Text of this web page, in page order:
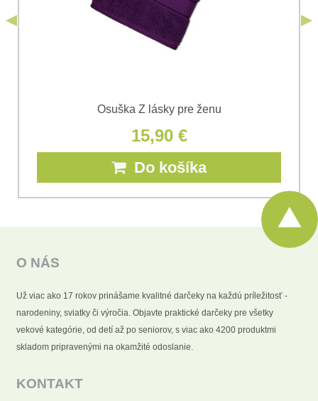
Osuška Z lásky pre ženu
15,90 €
Do košíka
O NÁS
Už viac ako 17 rokov prinášame kvalitné darčeky na každú príležitosť -
narodeniny, sviatky či výročia. Objavte praktické darčeky pre všetky
vekové kategórie, od detí až po seniorov, s viac ako 4200 produktmi
skladom pripravenými na okamžité odoslanie.
KONTAKT